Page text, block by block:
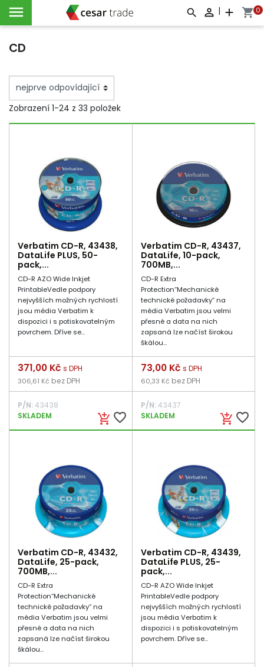
   | add shopping_cart0
CD
Zobrazení 1-24 z 33 položek
Verbatim CD-R, 43438,
DataLife PLUS, 50-
pack,...
CD-R AZO Wide Inkjet
PrintableVedle podpory
nejvyšších možných rychlostí
jsou média Verbatim k
dispozici i s potiskovatelným
povrchem. Dříve se...
add_shopping_cart favorite_border
Cena
371,00 Kč s DPH
306,61 Kč bez DPH
P/N:43438
SKLADEM
Verbatim CD-R, 43437,
DataLife, 10-pack,
700MB,...
CD-R Extra
Protection“Mechanické
technické požadavky” na
média Verbatim jsou velmi
přesné a data na nich
zapsaná lze načíst širokou
škálou...
add_shopping_cart favorite_border
Cena
73,00 Kč s DPH
60,33 Kč bez DPH
P/N:43437
SKLADEM
Verbatim CD-R, 43432,
DataLife, 25-pack,
700MB,...
CD-R Extra
Protection“Mechanické
technické požadavky” na
média Verbatim jsou velmi
přesné a data na nich
zapsaná lze načíst širokou
škálou...
Verbatim CD-R, 43439,
DataLife PLUS, 25-
pack,...
CD-R AZO Wide Inkjet
PrintableVedle podpory
nejvyšších možných rychlostí
jsou média Verbatim k
dispozici i s potiskovatelným
povrchem. Dříve se...